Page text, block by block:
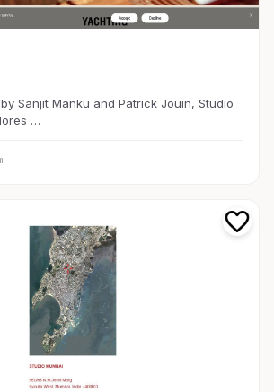
Sanjit Manku and Patrick Jouin, Studio
…